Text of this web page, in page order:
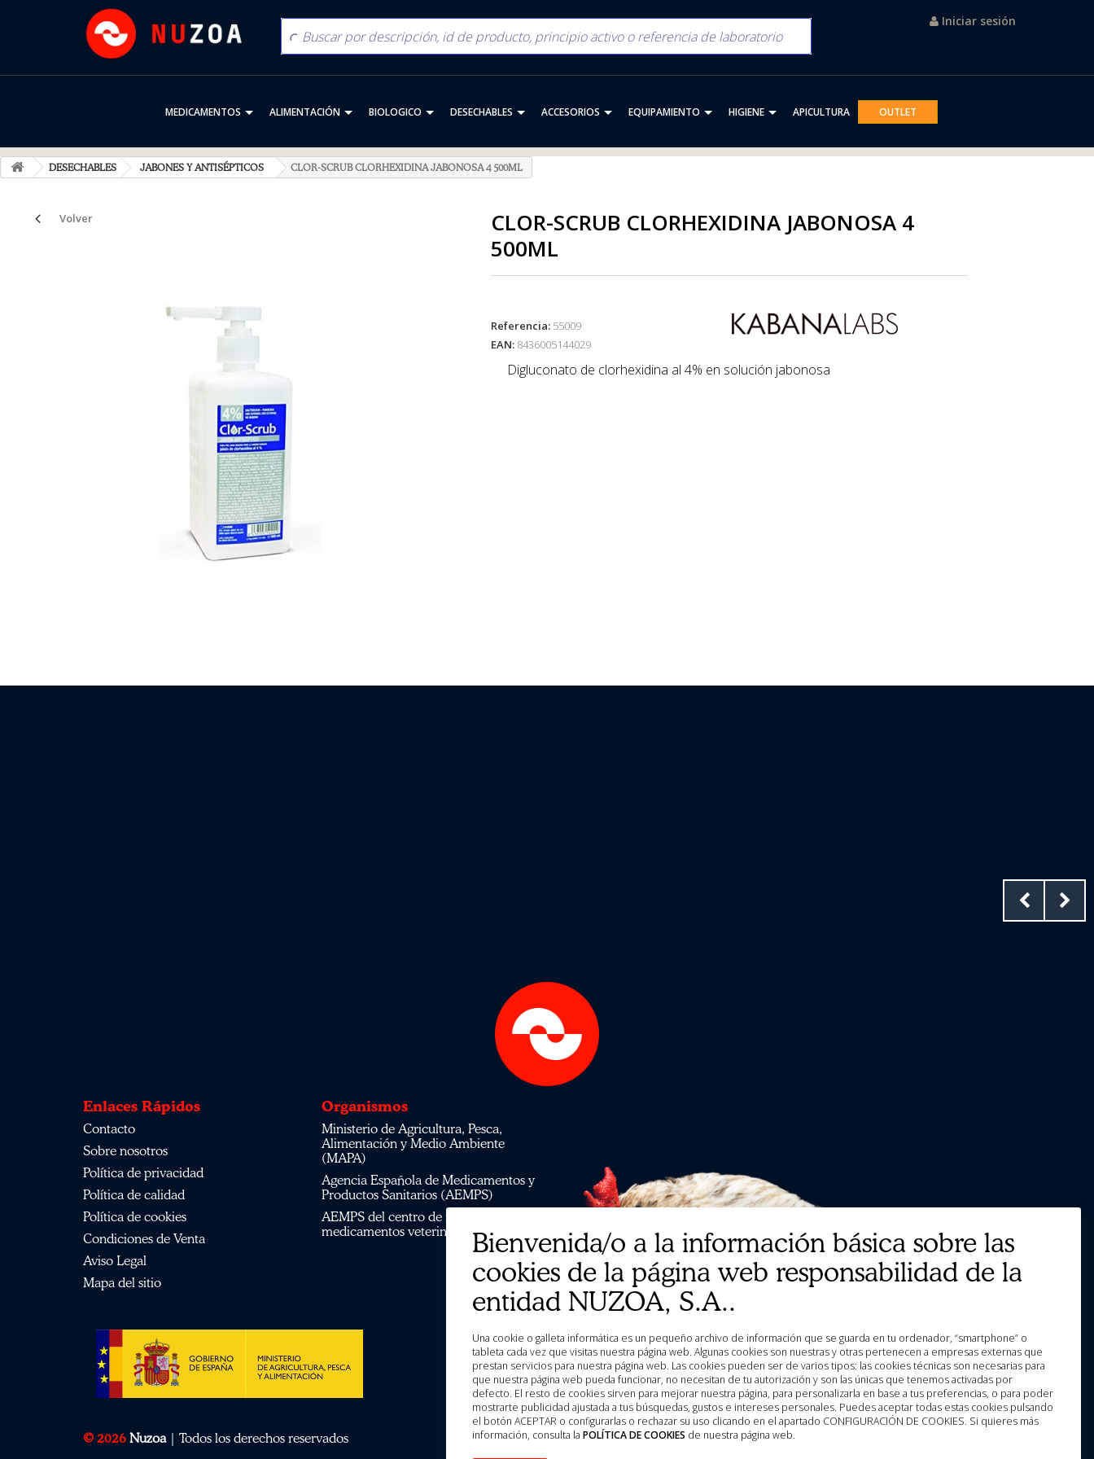
Iniciar sesión
MEDICAMENTOS ALIMENTACIÓN BIOLOGICO DESECHABLES ACCESORIOS EQUIPAMIENTO HIGIENE APICULTURA OUTLET
DESECHABLES JABONES Y ANTISÉPTICOS CLOR-SCRUB CLORHEXIDINA JABONOSA 4 500ML
Volver
CLOR-SCRUB CLORHEXIDINA JABONOSA 4
500ML
Referencia: 55009
EAN: 8436005144029
Digluconato de clorhexidina al 4% en solución jabonosa
Enlaces Rápidos
Contacto
Sobre nosotros
Política de privacidad
Política de calidad
Política de cookies
Condiciones de Venta
Aviso Legal
Mapa del sitio
Organismos
Ministerio de Agricultura, Pesca,
Alimentación y Medio Ambiente
(MAPA)
Agencia Española de Medicamentos y
Productos Sanitarios (AEMPS)
AEMPS del centro de información de
medicamentos veterinarios CIMAVET
© 2026 Nuzoa | Todos los derechos reservados
Bienvenida/o a la información básica sobre las
cookies de la página web responsabilidad de la
entidad NUZOA, S.A..
Una cookie o galleta informática es un pequeño archivo de información que se guarda en tu ordenador, “smartphone” o
tableta cada vez que visitas nuestra página web. Algunas cookies son nuestras y otras pertenecen a empresas externas que
prestan servicios para nuestra página web. Las cookies pueden ser de varios tipos: las cookies técnicas son necesarias para
que nuestra página web pueda funcionar, no necesitan de tu autorización y son las únicas que tenemos activadas por
defecto. El resto de cookies sirven para mejorar nuestra página, para personalizarla en base a tus preferencias, o para poder
mostrarte publicidad ajustada a tus búsquedas, gustos e intereses personales. Puedes aceptar todas estas cookies pulsando
el botón ACEPTAR o configurarlas o rechazar su uso clicando en el apartado CONFIGURACIÓN DE COOKIES. Si quieres más
información, consulta laPOLÍTICA DE COOKIES de nuestra página web.